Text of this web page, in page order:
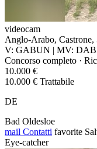
videocam
Anglo-Arabo, Castrone,
V: GABUN | MV:
Concorso completo ·
10.000 €
10.000 € Trattabile
DE
Bad Oldesloe
mail Contatti favorite
Eye-catcher